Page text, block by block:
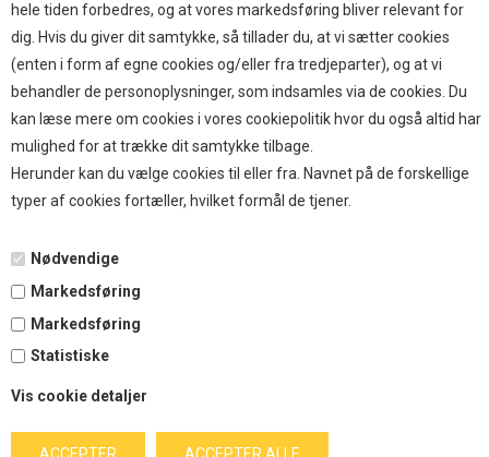
hele tiden forbedres, og at vores markedsføring bliver relevant for
dig. Hvis du giver dit samtykke, så tillader du, at vi sætter cookies
(enten i form af egne cookies og/eller fra tredjeparter), og at vi
behandler de personoplysninger, som indsamles via de cookies. Du
kan læse mere om cookies i vores cookiepolitik hvor du også altid har
mulighed for at trække dit samtykke tilbage.
Herunder kan du vælge cookies til eller fra. Navnet på de forskellige
typer af cookies fortæller, hvilket formål de tjener.
Nødvendige
Markedsføring
Markedsføring
Statistiske
Vis cookie detaljer
HOKAMIX
HVALPESTART RAIZUP
Thule hundbure
GRAU
STARMARK
VARIOCAGE-MIMSAFE
TILMELD NYHEDSBREV
og nyheder i shoppen. Du kan til en hver tid afmelde igen.